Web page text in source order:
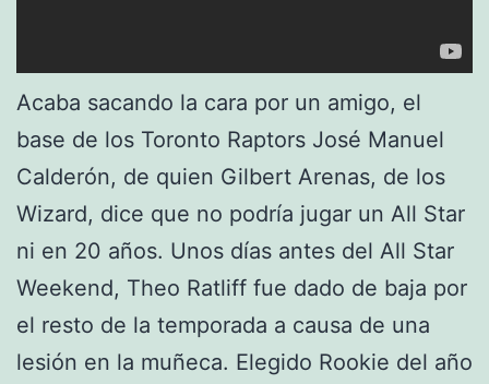
Acaba sacando la cara por un amigo, el
base de los Toronto Raptors José Manuel
Calderón, de quien Gilbert Arenas, de los
Wizard, dice que no podría jugar un All Star
ni en 20 años. Unos días antes del All Star
Weekend, Theo Ratliff fue dado de baja por
el resto de la temporada a causa de una
lesión en la muñeca. Elegido Rookie del año